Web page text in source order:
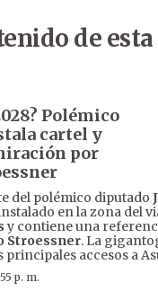
de esta
Polémico
cartel y
por
del polémico diputado
en la zona del
y contiene una
Stroessner. La
principales accesos a
p. m.